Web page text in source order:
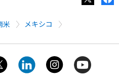
米
メキシコ